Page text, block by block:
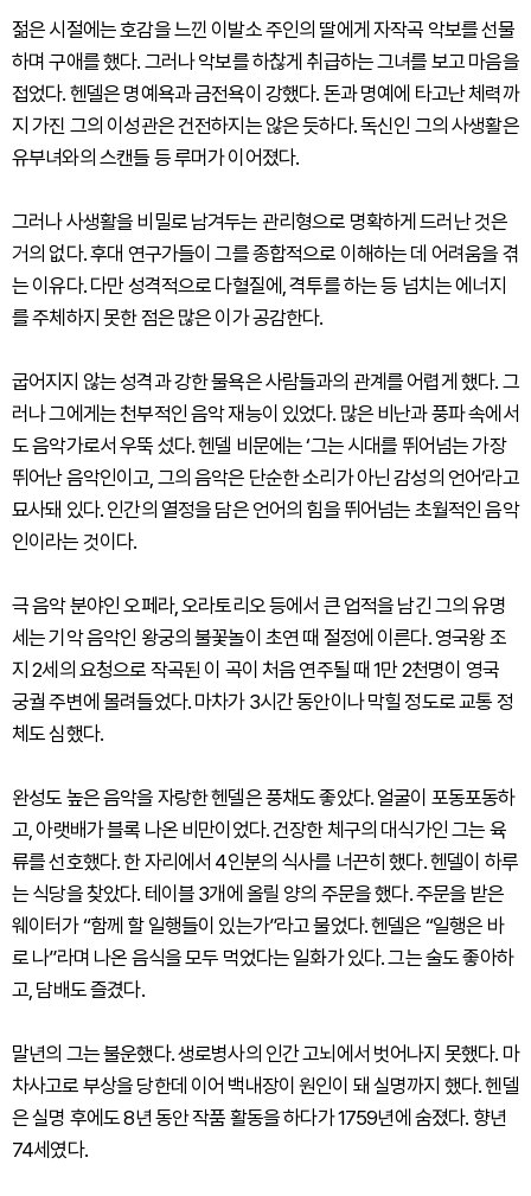
젊은 시절에는 호감을 느낀 이발소 주인의 딸에게 자작곡 악보를 선물
하며 구애를 했다. 그러나 악보를 하찮게 취급하는 그녀를 보고 마음을
접었다. 헨델은 명예욕과 금전욕이 강했다. 돈과 명예에 타고난 체력까
지 가진 그의 이성관은 건전하지는 않은 듯하다. 독신인 그의 사생활은
유부녀와의 스캔들 등 루머가 이어졌다.
그러나 사생활을 비밀로 남겨두는 관리형으로 명확하게 드러난 것은
거의 없다. 후대 연구가들이 그를 종합적으로 이해하는 데 어려움을 겪
는 이유다. 다만 성격적으로 다혈질에, 격투를 하는 등 넘치는 에너지
를 주체하지 못한 점은 많은 이가 공감한다.
굽어지지 않는 성격과 강한 물욕은 사람들과의 관계를 어렵게 했다. 그
러나 그에게는 천부적인 음악 재능이 있었다. 많은 비난과 풍파 속에서
도 음악가로서 우뚝 섰다. 헨델 비문에는 ‘그는 시대를 뛰어넘는 가장
뛰어난 음악인이고, 그의 음악은 단순한 소리가 아닌 감성의 언어’라고
묘사돼 있다. 인간의 열정을 담은 언어의 힘을 뛰어넘는 초월적인 음악
인이라는 것이다.
극 음악 분야인 오페라, 오라토리오 등에서 큰 업적을 남긴 그의 유명
세는 기악 음악인 왕궁의 불꽃놀이 초연 때 절정에 이른다. 영국왕 조
지 2세의 요청으로 작곡된 이 곡이 처음 연주될 때 1만 2천명이 영국
궁궐 주변에 몰려들었다. 마차가 3시간 동안이나 막힐 정도로 교통 정
체도 심했다.
완성도 높은 음악을 자랑한 헨델은 풍채도 좋았다. 얼굴이 포동포동하
고, 아랫배가 블록 나온 비만이었다. 건장한 체구의 대식가인 그는 육
류를 선호했다. 한 자리에서 4인분의 식사를 너끈히 했다. 헨델이 하루
는 식당을 찾았다. 테이블 3개에 올릴 양의 주문을 했다. 주문을 받은
웨이터가 “함께 할 일행들이 있는가”라고 물었다. 헨델은 “일행은 바
로 나”라며 나온 음식을 모두 먹었다는 일화가 있다. 그는 술도 좋아하
고, 담배도 즐겼다.
말년의 그는 불운했다. 생로병사의 인간 고뇌에서 벗어나지 못했다. 마
차사고로 부상을 당한데 이어 백내장이 원인이 돼 실명까지 했다. 헨델
은 실명 후에도 8년 동안 작품 활동을 하다가 1759년에 숨졌다. 향년
74세였다.